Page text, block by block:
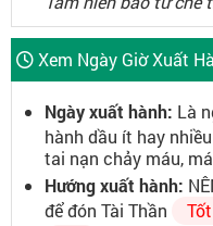
Xem Ngày Giờ Xuất
Ngày xuất hành: Là
hành dầu ít hay
tai nạn chảy máu,
Hướng xuất hành:
để đón Tài Thần
Tốt